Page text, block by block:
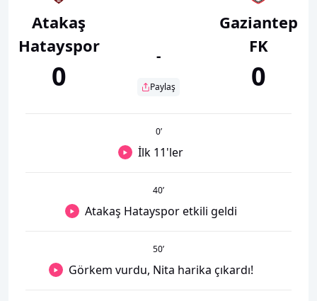
Atakaş
Hatayspor
0
-
Paylaş
Gaziantep
FK
0
0’
İlk 11'ler
40’
Atakaş Hatayspor etkili geldi
50’
Görkem vurdu, Nita harika çıkardı!